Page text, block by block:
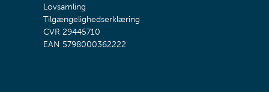
Lovsamling
Tilgængelighedserklæring
CVR 29445710
EAN 5798000362222